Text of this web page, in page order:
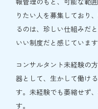
りたい人を募集しており
るのは、珍しい仕組みだ
いい制度だと感じています
コンサルタント未経験の
器として、生かして働け
す。未経験でも萎縮せず
す。